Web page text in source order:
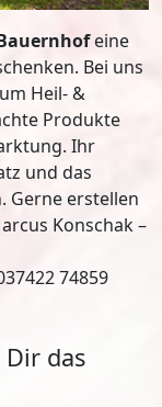
eine
Bei uns
Heil- &
Produkte
Ihr
und das
Gerne erstellen
Konschak –
74859
Dir das